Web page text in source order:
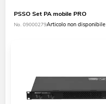
PSSO Set PA mobile PRO
No. 09000279Articolo non disponibile